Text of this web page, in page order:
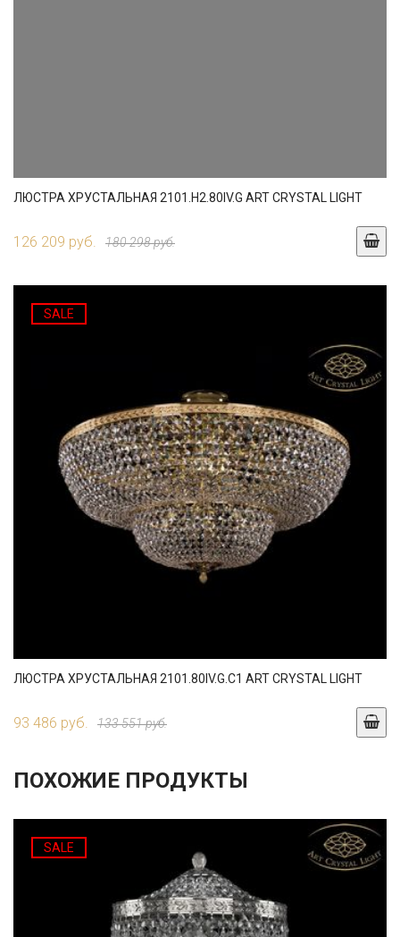
ЛЮСТРА ХРУСТАЛЬНАЯ 2101.H2.80IV.G ART CRYSTAL LIGHT
126 209 руб. 180 298 руб.
SALE
ЛЮСТРА ХРУСТАЛЬНАЯ 2101.80IV.G.C1 ART CRYSTAL LIGHT
93 486 руб. 133 551 руб.
ПОХОЖИЕ ПРОДУКТЫ
SALE